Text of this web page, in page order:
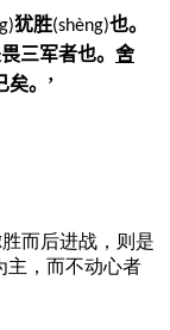
犹胜(shèng)也。
三军者也。 舍
矣。’
而后进战，则是
主，而不动心者